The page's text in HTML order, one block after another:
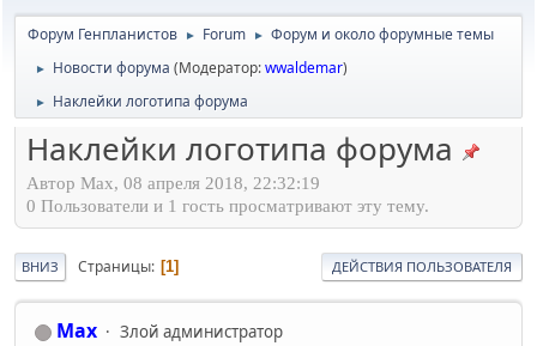
Форум Генпланистов ► Forum ► Форум и около форумные темы
► Новости форума (Модератор:wwaldemar)
► Наклейки логотипа форума
Наклейки логотипа форума
Автор Max, 08 апреля 2018, 22:32:19
0 Пользователи и 1 гость просматривают эту тему.
ВНИЗ Страницы 1 ДЕЙСТВИЯ ПОЛЬЗОВАТЕЛЯ
Max Злой администратор